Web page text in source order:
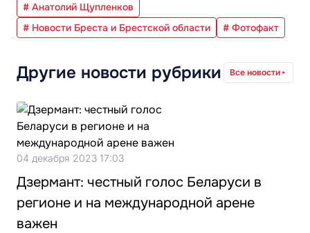
# Анатолий Щупленков
# Новости Бреста и Брестской области
# Фотофакт
Другие новости рубрики Все новости
04 декабря 2023 17:03
Дзермант: честный голос Беларуси в
регионе и на международной арене
важен